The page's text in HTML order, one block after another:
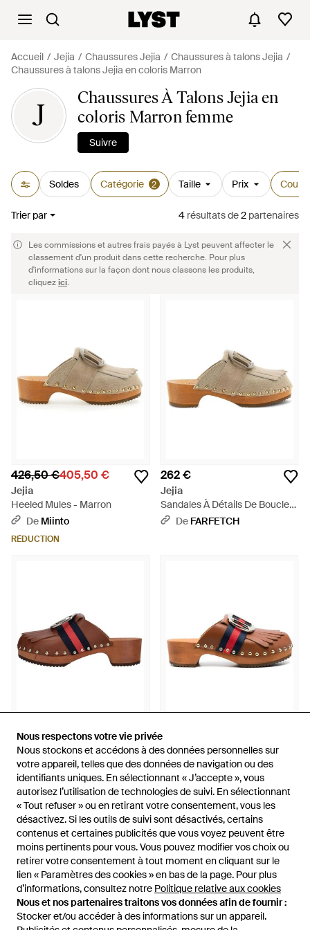
Nous respectons votre vie privée
Nous stockons et accédons à des données personnelles sur
votre appareil, telles que des données de navigation ou des
identifiants uniques. En sélectionnant « J’accepte », vous
autorisez l’utilisation de technologies de suivi. En sélectionnant
« Tout refuser » ou en retirant votre consentement, vous les
désactivez. Si les outils de suivi sont désactivés, certains
contenus et certaines publicités que vous voyez peuvent être
moins pertinents pour vous. Vous pouvez modifier vos choix ou
retirer votre consentement à tout moment en cliquant sur le
lien « Paramètres des cookies » en bas de la page. Pour plus
d’informations, consultez notre Politique relative aux cookies
Nous et nos partenaires traitons vos données afin de fournir :
Stocker et/ou accéder à des informations sur un appareil.
Nous respectons votre vie privée
Nous stockons et accédons à des données personnelles sur
votre appareil, telles que des données de navigation ou des
identifiants uniques. En sélectionnant « J’accepte », vous
autorisez l’utilisation de technologies de suivi. En sélectionnant
« Tout refuser » ou en retirant votre consentement, vous les
désactivez. Si les outils de suivi sont désactivés, certains
contenus et certaines publicités que vous voyez peuvent être
moins pertinents pour vous. Vous pouvez modifier vos choix ou
retirer votre consentement à tout moment en cliquant sur le
lien « Paramètres des cookies » en bas de la page. Pour plus
d’informations, consultez notre Politique relative aux cookies
Nous et nos partenaires traitons vos données afin de fournir :
Stocker et/ou accéder à des informations sur un appareil.
Accueil Jejia Chaussures Jejia
Chaussures à talons Jejia
Chaussures à talons Jejia en coloris Marron
J
Chaussures À Talons Jejia en
coloris Marron femme
Suivre
Soldes Catégorie 2 Taille Prix
Trier par 4 résultatsde2 partenaires
Les commissions et autres frais payés à Lyst peuvent affecter le
classement d'un produit dans cette recherche. Pour plus
d'informations sur la façon dont nous classons les produits,
cliquezici.
426,50 €405,50 €
Jejia
Heeled Mules - Marron
De Miinto
RÉDUCTION
262 €
Jejia
Sandales À Détails De Boucles
- Marron
De FARFETCH
575 €332,50 €
Jejia
Clogs - Marron
De Miinto
RÉDUCTION
402 €
Jejia
Mules À Détails De Franges -
Marron
De FARFETCH